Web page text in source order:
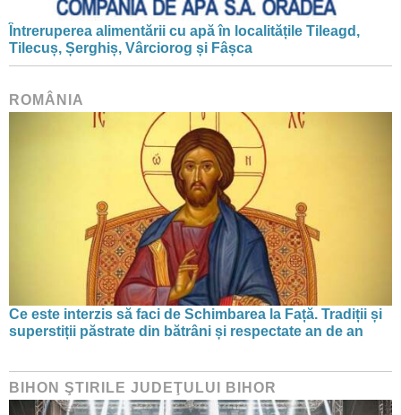
Întreruperea alimentării cu apă în localitățile Tileagd,
Tilecuș, Șerghiș, Vârciorog și Fâșca
ROMÂNIA
Ce este interzis să faci de Schimbarea la Față. Tradiții și
superstiții păstrate din bătrâni și respectate an de an
BIHON ŞTIRILE JUDEŢULUI BIHOR